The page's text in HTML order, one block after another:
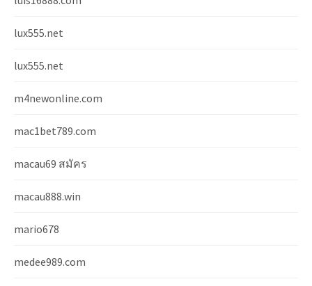
lux555.net
lux555.net
m4newonline.com
mac1bet789.com
macau69 สมัคร
macau888.win
mario678
medee989.com